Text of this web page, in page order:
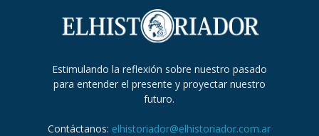
Estimulando la reflexión sobre nuestro pasado
para entender el presente y proyectar nuestro
futuro.
Contáctanos: elhistoriador@elhistoriador.com.ar